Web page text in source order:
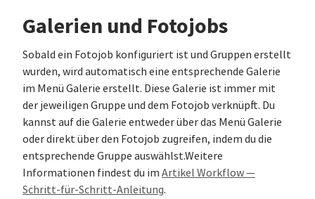
Galerien und Fotojobs
Sobald ein Fotojob konfiguriert ist und Gruppen erstellt
wurden, wird automatisch eine entsprechende Galerie
im Menü Galerie erstellt. Diese Galerie ist immer mit
der jeweiligen Gruppe und dem Fotojob verknüpft. Du
kannst auf die Galerie entweder über das Menü Galerie
oder direkt über den Fotojob zugreifen, indem du die
entsprechende Gruppe auswählst.Weitere
Informationen findest du im Artikel Workflow —
Schritt-für-Schritt-Anleitung.